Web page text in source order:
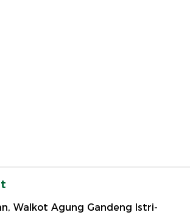
Walkot Agung Gandeng Istri-